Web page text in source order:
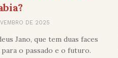
DE 2025
Jano, que tem duas faces
o passado e o futuro.